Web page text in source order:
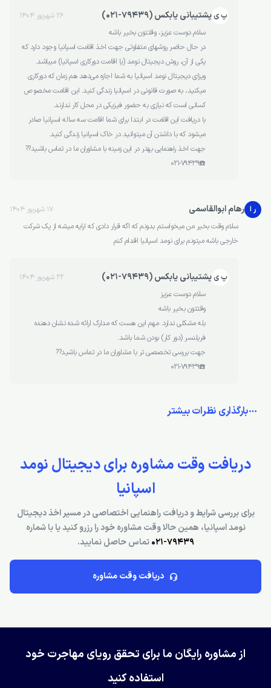
پ یپشتیبانی یابکس (79439-021)
26 شهریور 1404
سلام دوست عزیز، وقتتون بخیر باشه
در حال حاضر روشهای متفاوتی جهت اخذ اقامت اسپانیا وجود دارد که
یکی از آن، روش دیجیتال نومد (یا اقامت دورکاری اسپانیا) میباشد.
ویزای دیجیتال نومد اسپانیا به شما اجازه می‌دهد هم‌ زمان که دورکاری
میکنید، به صورت قانونی در اسپانیا زندگی کنید. این اقامت مخصوص
کسانی است که نیازی به حضور فیزیکی در محل کار ندارند.
با دریافت این اقامت در ابتدا برای شما اقامت سه ساله اسپانیا صادر
میشود که با داشتن آن میتوانید در خاک اسپانیا زندگی کنید.
جهت اخذ راهنمایی بهتر در این زمینه با مشاوران ما در تماس باشید??
☎️021-79439
ر ا رهام ابوالقاسمی
17 شهریور 1404
سلام وقت بخیر من میخواستم بدونم که اگه قرار دادی که ارایه میشه از یک شرکت
خارجی باشه میتونم برای نومد اسپانیا اقدام کنم
پ یپشتیبانی یابکس (79439-021)
22 شهریور 1404
سلام دوست عزیز
وقتتون بخیر باشه
بله مشکلی ندارد. مهم این هست که مدارک ارائه شده نشان دهنده
فریلنسر (دور کار) بودن شما باشد.
جهت بررسی تخصصی تر با مشاوران ما در تماس باشید??
☎️۰۲۱-۷۹۴۳۹
بارگذاری نظرات بیشتر
دریافت وقت مشاوره برای دیجیتال نومد
اسپانیا
برای بررسی شرایط و دریافت راهنمایی اختصاصی در مسیر اخذ دیجیتال
نومد اسپانیا، همین حالا وقت مشاوره خود را رزرو کنید یا با شماره
79439-021
تماس حاصل نمایید.
دریافت وقت مشاوره
از مشاوره رایگان ما برای تحقق رویای مهاجرت خود
استفاده کنید